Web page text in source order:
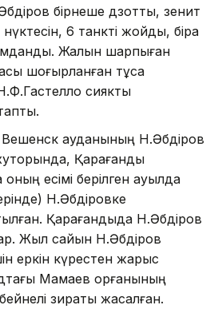
бірнеше дзотты, зенит
6 танкті жойды, бірақ
Жалын шарпыған
шоғырланған тұсқа
сиякты
ауданының Н.Әбдіров
Қарағанды
оның есімі берілген ауылда
Н.Әбдіровке
Қарағандыда Н.Әбдіров
Жыл сайын Н.Әбдіров
еркін күрестен жарыс
Мамаев қорғанының
зираты жасалған.